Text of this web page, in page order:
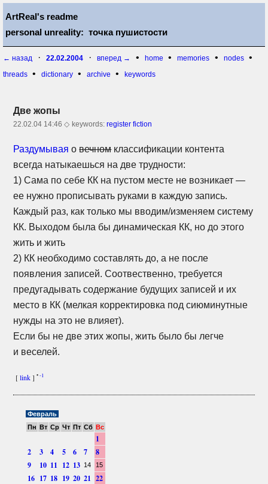
ArtReal's readme
personal unreality: точка пушистости
← назад · 22.02.2004 · вперед → • home • memories • nodes •
threads • dictionary • archive • keywords
Две жопы
22.02.04 14:46 ◇ keywords:register fiction
Раздумывая овечномклассификации контента
всегда натыкаешься на две трудности:
1) Сама по себе КК на пустом месте не возникает —
ее нужно прописывать руками в каждую запись.
Каждый раз, как только мы вводим/изменяем систему
КК. Выходом была бы динамическая КК, но до этого
жить и жить
2) КК необходимо составлять до, а не после
появления записей. Соотвественно, требуется
предугадывать содержание будущих записей и их
место в КК (мелкая корректировка под сиюминутные
нужды на это не влияет).
Если бы не две этих жопы, жить было бы легче
и веселей.
[link]•-1
Февраль
Пн Вт Ср Чт Пт Сб Вс
1
2
3 4 5 6 7
8
9
10 11 12 13 14 15
16 17 18 19 20 21 22